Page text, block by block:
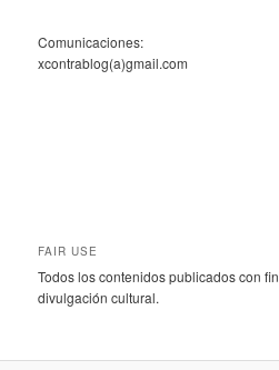
Comunicaciones:
xcontrablog(a)gmail.com
FAIR USE
Todos los contenidos publicados con
divulgación cultural.